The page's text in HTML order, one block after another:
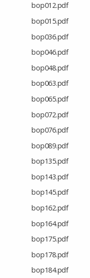
bop012.pdf
bop015.pdf
bop036.pdf
bop046.pdf
bop048.pdf
bop063.pdf
bop065.pdf
bop072.pdf
bop076.pdf
bop089.pdf
bop135.pdf
bop143.pdf
bop145.pdf
bop162.pdf
bop164.pdf
bop175.pdf
bop178.pdf
bop184.pdf